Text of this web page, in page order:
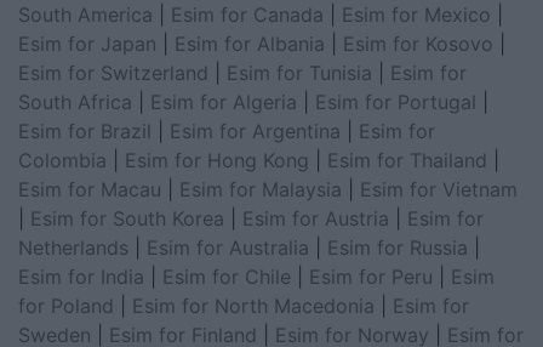
South America
Esim for Canada Esim for Mexico
Esim for Japan
Esim for Albania Esim for Kosovo
Esim for Switzerland
Esim for Tunisia
Esim for
South Africa
Esim for Algeria Esim for Portugal
Esim for Brazil
Esim for Argentina
Esim for
Colombia
Esim for Hong Kong Esim for Thailand
Esim for Macau
Esim for Malaysia
Esim for Vietnam
Esim for South Korea Esim for Austria
Esim for
Netherlands
Esim for Australia Esim for Russia
Esim for India
Esim for Chile Esim for Peru
Esim
for Poland
Esim for North Macedonia
Esim for
Sweden
Esim for Finland Esim for Norway
Esim for